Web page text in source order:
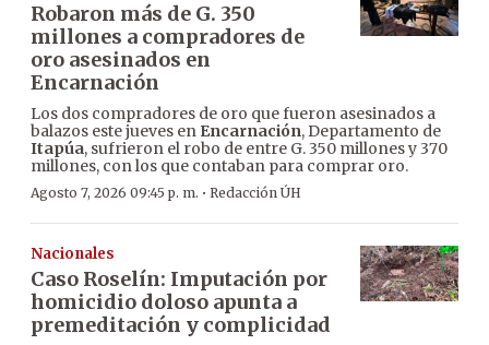
Robaron más de G. 350
millones a compradores de
oro asesinados en
Encarnación
Los dos compradores de oro que fueron asesinados a
balazos este jueves en Encarnación, Departamento de
Itapúa, sufrieron el robo de entre G. 350 millones y 370
millones, con los que contaban para comprar oro.
Agosto 7, 2026 09:45 p. m. · Redacción ÚH
Nacionales
Caso Roselín: Imputación por
homicidio doloso apunta a
premeditación y complicidad